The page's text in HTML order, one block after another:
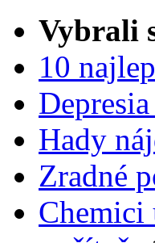
Vybrali
10
Hady
Zradné